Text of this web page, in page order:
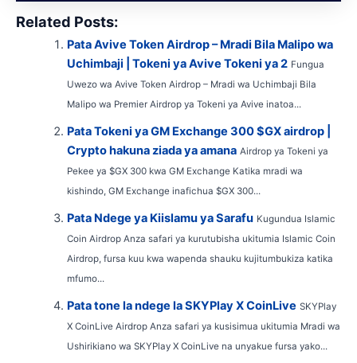
Related Posts:
Pata Avive Token Airdrop – Mradi Bila Malipo wa
Uchimbaji | Tokeni ya Avive Tokeni ya 2 Fungua
Uwezo wa Avive Token Airdrop – Mradi wa Uchimbaji Bila
Malipo wa Premier Airdrop ya Tokeni ya Avive inatoa...
Pata Tokeni ya GM Exchange 300 $GX airdrop |
Crypto hakuna ziada ya amana Airdrop ya Tokeni ya
Pekee ya $GX 300 kwa GM Exchange Katika mradi wa
kishindo, GM Exchange inafichua $GX 300...
Pata Ndege ya Kiislamu ya Sarafu Kugundua Islamic
Coin Airdrop Anza safari ya kurutubisha ukitumia Islamic Coin
Airdrop, fursa kuu kwa wapenda shauku kujitumbukiza katika
mfumo...
Pata tone la ndege la SKYPlay X CoinLive SKYPlay
X CoinLive Airdrop Anza safari ya kusisimua ukitumia Mradi wa
Ushirikiano wa SKYPlay X CoinLive na unyakue fursa yako...